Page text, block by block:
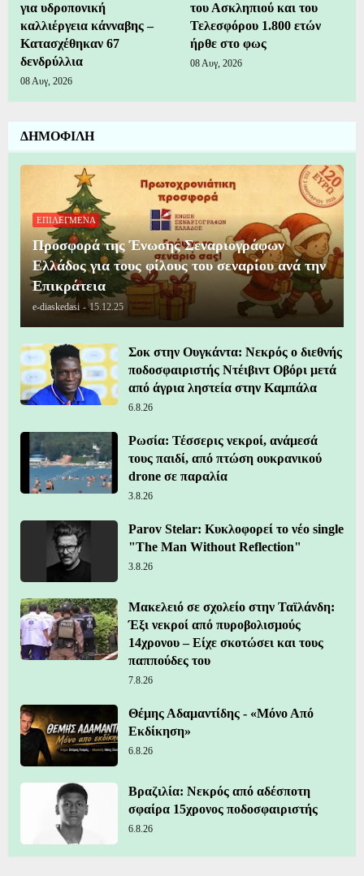
για υδροπονική
καλλιέργεια κάνναβης –
Κατασχέθηκαν 67
δενδρύλλια
08 Αυγ, 2026
του Ασκληπιού και του
Τελεσφόρου 1.800 ετών
ήρθε στο φως
08 Αυγ, 2026
ΔΗΜΟΦΙΛΗ
ΕΠΙΛΕΓΜΕΝΑ
Προσφορά της Ένωσης Σεναριογράφων
Ελλάδος για τους φίλους του σεναρίου ανά την
Επικράτεια
e-diaskedasi - 15.12.25
Σοκ στην Ουγκάντα: Νεκρός ο διεθνής
ποδοσφαιριστής Ντέιβιντ Οβόρι μετά
από άγρια ληστεία στην Καμπάλα
6.8.26
Ρωσία: Τέσσερις νεκροί, ανάμεσά
τους παιδί, από πτώση ουκρανικού
drone σε παραλία
3.8.26
Parov Stelar: Κυκλοφορεί το νέο single
"The Man Without Reflection"
3.8.26
Μακελειό σε σχολείο στην Ταϊλάνδη:
Έξι νεκροί από πυροβολισμούς
14χρονου – Είχε σκοτώσει και τους
παππούδες του
7.8.26
Θέμης Αδαμαντίδης - «Μόνο Από
Εκδίκηση»
6.8.26
Βραζιλία: Νεκρός από αδέσποτη
σφαίρα 15χρονος ποδοσφαιριστής
6.8.26